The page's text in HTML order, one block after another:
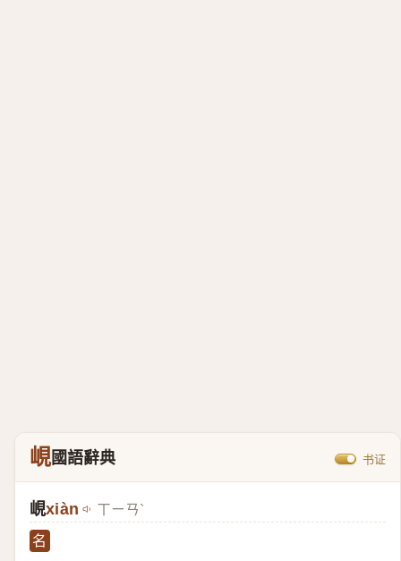
峴國語辭典 书证
峴xiàn ㄒㄧㄢˋ
名